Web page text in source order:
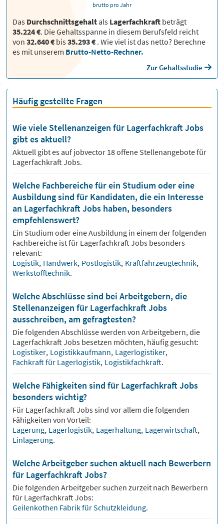
Das Durchschnittsgehaltals Lagerfachkraft beträgt
35.224 €. Die Gehaltsspanne in diesem Berufsfeld reicht
von 32.640 € bis35.293 € . Wie viel ist das netto? Berechne
es mit unserem Brutto-Netto-Rechner.
Zur Gehaltsstudie
brutto pro Jahr
Häufig gestellte Fragen
Wie viele Stellenanzeigen für Lagerfachkraft Jobs
gibt es aktuell?
Aktuell gibt es auf jobvector 18offene Stellenangebote für
Lagerfachkraft Jobs.
Welche Fachbereiche für ein Studium oder eine
Ausbildung sind für Kandidaten, die ein Interesse
an Lagerfachkraft Jobs haben, besonders
empfehlenswert?
Ein Studium oder eine Ausbildung in einem der folgenden
Fachbereiche ist für Lagerfachkraft Jobs besonders
relevant:
Logistik, Handwerk, Postlogistik, Kraftfahrzeugtechnik,
Werkstofftechnik.
Welche Abschlüsse sind bei Arbeitgebern, die
Stellenanzeigen für Lagerfachkraft Jobs
ausschreiben, am gefragtesten?
Die folgenden Abschlüsse werden von Arbeitgebern, die
Lagerfachkraft Jobs besetzen möchten, häufig gesucht:
Logistiker, Logistikkaufmann, Lagerlogistiker,
Fachkraft für Lagerlogistik, Logistikfachkraft.
Welche Fähigkeiten sind für Lagerfachkraft Jobs
besonders wichtig?
Für Lagerfachkraft Jobs sind vor allem die folgenden
Fähigkeiten von Vorteil:
Lagerung, Lagerlogistik, Lagerhaltung, Lagerwirtschaft,
Einlagerung.
Welche Arbeitgeber suchen aktuell nach Bewerbern
für Lagerfachkraft Jobs?
Die folgenden Arbeitgeber suchen zurzeit nach Bewerbern
für Lagerfachkraft Jobs:
Geilenkothen Fabrik für Schutzkleidung.